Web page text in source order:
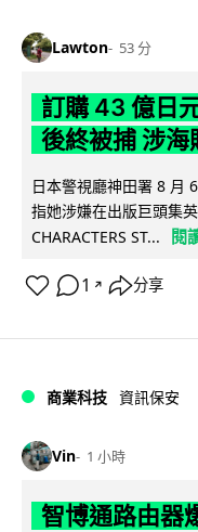
Lawton 53 分
訂購 43 億日
後終被捕 涉
日本警視廳神田署 8 月
指她涉嫌在出版巨頭集
CHARACTERS ST...
閱
1 ↗ 分享
商業科技 資訊保安
Vin 1 小時
智博通路由器